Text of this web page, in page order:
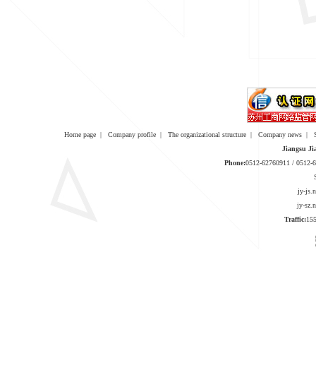
Home page | Company profile | The organizational structure | Company news |
Jiangsu
Phone:0512-62760911 / 0512-
jy-
jy-
Traffic: